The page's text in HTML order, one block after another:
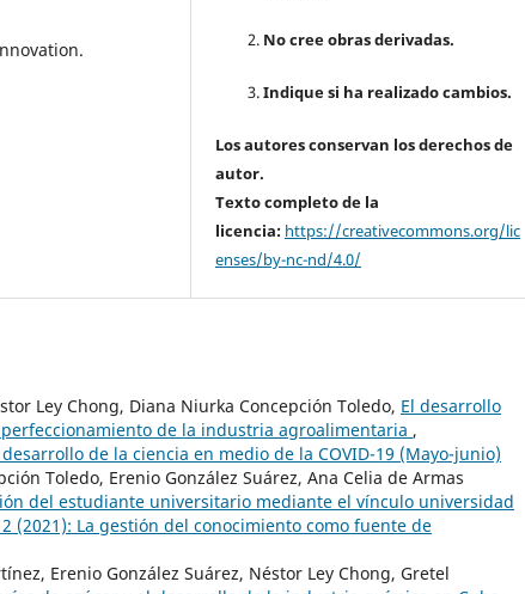
No cree obras derivadas.
Indique si ha realizado cambios.
Los autores conservan los derechos de
autor.
Texto completo de la
licencia: https://creativecommons.org/lic
enses/by-nc-nd/4.0/
Ley Chong, Diana Niurka Concepción Toledo, El desarrollo
de la industria agroalimentaria ,
de la ciencia en medio de la COVID-19 (Mayo-junio)
Toledo, Erenio González Suárez, Ana Celia de Armas
del estudiante universitario mediante el vínculo universidad
(2021): La gestión del conocimiento como fuente de
Erenio González Suárez, Néstor Ley Chong, Gretel